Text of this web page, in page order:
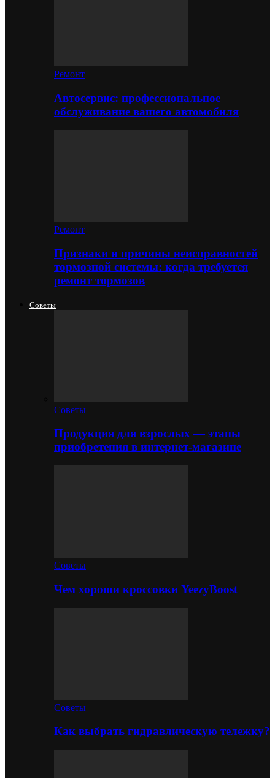
Ремонт
Автосервис: профессиональное
обслуживание вашего автомобиля
Ремонт
Признаки и причины неисправностей
тормозной системы: когда требуется
ремонт тормозов
Советы
Советы
Продукция для взрослых — этапы
приобретения в интернет-магазине
Советы
Чем хороши кроссовки YeezyBoost
Советы
Как выбрать гидравлическую тележку?